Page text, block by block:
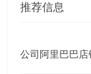
推荐信息
公司阿里巴巴店